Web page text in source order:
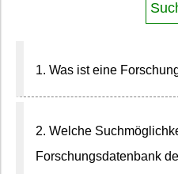
1. Was ist eine
2. Welche
Forschungsdatenbank